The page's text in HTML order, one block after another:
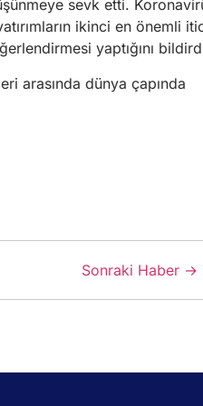
sevk etti.
ikinci en önemli
yaptığını
arasında dünya çapında
Sonraki Haber →